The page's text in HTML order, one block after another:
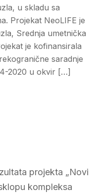
u skladu sa
Projekat NeoLIFE je
Srednja umetnička
je kofinansirala
saradnje
2020 u okvir […]
projekta „Novi
kompleksa